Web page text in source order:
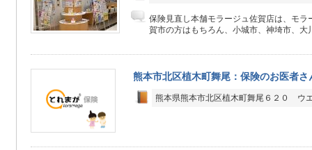
保険見直し本舗モラージュ佐賀店は、モラ
賀市の方はもちろん、小城市、神埼市、大
熊本市北区植木町舞尾：保険のお医者さ
熊本県熊本市北区植木町舞尾６２０ ウ